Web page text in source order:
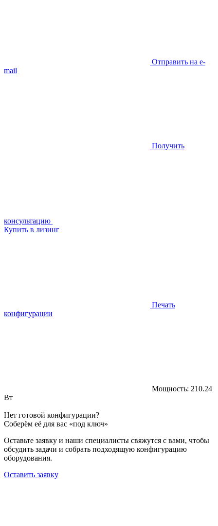
Отправить на e-
mail
Получить
консультацию
Купить в лизинг
Печать
конфигурации
Мощность: 210.24
Вт
Нет готовой конфигурации?
Соберём её для вас «под ключ»
Оставьте заявку и наши специалисты свяжутся с вами, чтобы
обсудить задачи и собрать подходящую конфигурацию
оборудования.
Оставить заявку